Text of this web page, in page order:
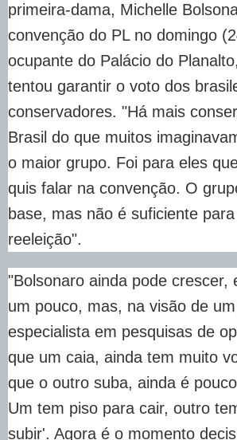
primeira-dama, Michelle
convenção do PL no domingo
ocupante do Palácio do
tentou garantir o voto dos
conservadores. "Há mais
Brasil do que muitos
o maior grupo. Foi para eles
quis falar na convenção. O
base, mas não é suficiente
reeleição".
"Bolsonaro ainda pode crescer,
um pouco, mas, na visão de
especialista em pesquisas de
que um caia, ainda tem muito
que o outro suba, ainda é
Um tem piso para cair, outro
subir'. Agora é o momento